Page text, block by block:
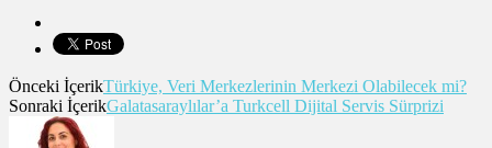
Önceki İçerikTürkiye, Veri Merkezlerinin Merkezi Olabilecek mi?
Sonraki İçerikGalatasaraylılar’a Turkcell Dijital Servis Sürprizi